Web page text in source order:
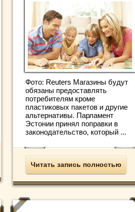
Фото: Reuters Магазины будут
обязаны предоставлять
потребителям кроме
пластиковых пакетов и другие
альтернативы. Парламент
Эстонии принял поправки в
законодательство, который ...
Читать запись полностью